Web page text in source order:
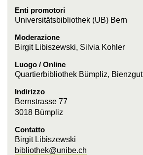
Enti promotori
Universitätsbibliothek (UB) Bern
Moderazione
Birgit Libiszewski, Silvia Kohler
Luogo / Online
Quartierbibliothek Bümpliz, Bienzgut
Indirizzo
Bernstrasse 77
3018 Bümpliz
Contatto
Birgit Libiszewski
bibliothek@unibe.ch